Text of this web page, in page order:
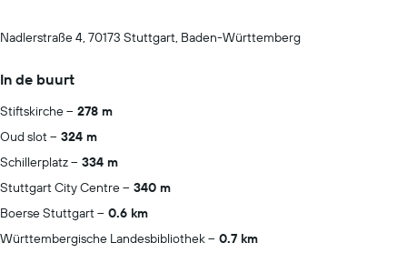
Nadlerstraße 4, 70173 Stuttgart, Baden-Württemberg
In de buurt
Stiftskirche
278 m
Oud slot
324 m
Schillerplatz
334 m
Stuttgart City Centre
340 m
Boerse Stuttgart
0.6 km
Württembergische Landesbibliothek
0.7 km